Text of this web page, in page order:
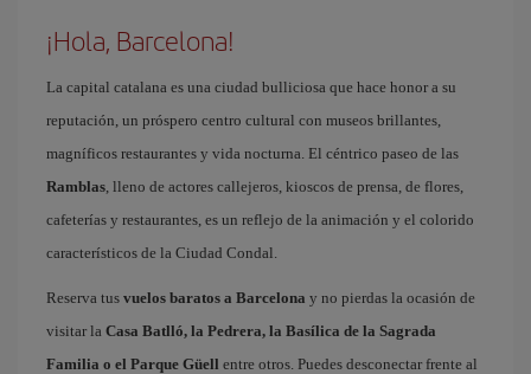
¡Hola, Barcelona!
La capital catalana es una ciudad bulliciosa que hace honor a su
reputación, un próspero centro cultural con museos brillantes,
magníficos restaurantes y vida nocturna. El céntrico paseo de las
Ramblas, lleno de actores callejeros, kioscos de prensa, de flores,
cafeterías y restaurantes, es un reflejo de la animación y el colorido
característicos de la Ciudad Condal.
Reserva tus vuelos baratos a Barcelona y no pierdas la ocasión de
visitar la Casa Batlló, la Pedrera, la Basílica de la Sagrada
Familia o el Parque Güell entre otros. Puedes desconectar frente al